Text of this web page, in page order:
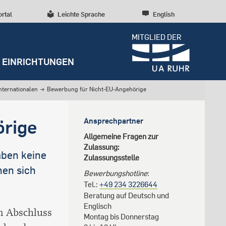
Leichte Sprache English
MITGLIED DER
Master
Losverfahren
Forschungsstrukturen
Early Career Researchers
Wissenschaftliche Beratung
Dossiers
RUBIN
Archiv
Redaktion
Talententwicklung
Nachhaltigkeit
Campusentwicklung
Spenden und Stiften
EINRICHTUNGEN
→ Bewerbung für Nicht-EU-Angehörige
keine
sich
Abschluss
Ansprechpartner
Allgemeine Fragen zur
Zulassung:
Zulassungsstelle
Bewerbungshotline:
Tel.: +49 234 3226644
Beratung auf Deutsch und
Englisch
Montag bis Donnerstag